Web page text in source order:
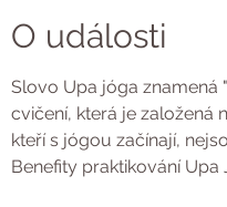
O události
Slovo Upa jóga znamená
cvičení, která je založená
kteří s jógou začínají,
Benefity praktikování Upa